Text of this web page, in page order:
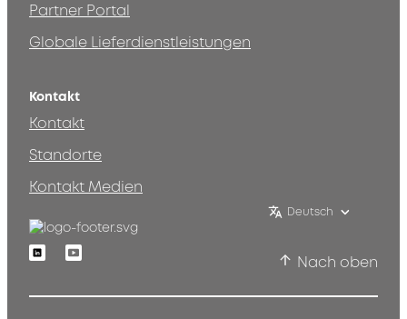
Partner Portal
Globale Lieferdienstleistungen
Kontakt
Kontakt
Standorte
Kontakt Medien
Deutsch
LinkedinYoutube
Nach oben